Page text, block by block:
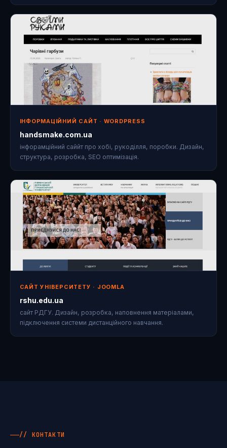
ІНФОРМАЦІЙНИЙ САЙТ · WORDPRESS
handsmake.com.ua
інфорамційний саййт про хобі, рукоділля, поробки. Дизайн,
структура, розробка, SEO оптимізація.
САЙТ УНІВЕРСИТЕТУ · JOOMLA
rshu.edu.ua
сайт РДГУ. Дизайн, розробка, наповнення матеріалами,
підключення системи дистанційного навчання.
// КОНТАКТИ